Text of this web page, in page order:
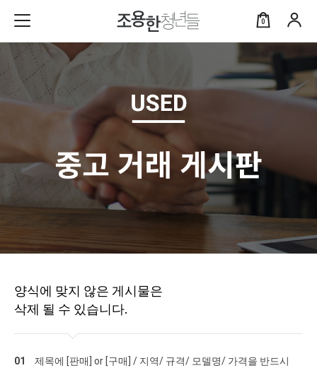
0
양식에 맞지 않은 게시물은
삭제 될 수 있습니다.
01
제목에 [판매] or [구매] / 지역/ 규격/ 모델명/ 가격을 반드시